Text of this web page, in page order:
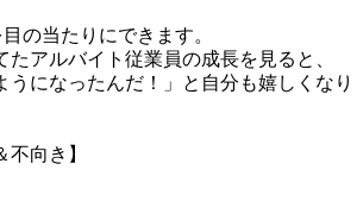
の当たりにできます。
たアルバイト従業員の成長を見ると、
うになったんだ！」と自分も嬉しくなり
不向き】